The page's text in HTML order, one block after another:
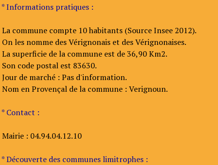
* Informations pratiques :
La commune compte 10 habitants (Source Insee 2012).
On les nomme des Vérignonais et des Vérignonaises.
La superficie de la commune est de 36,90 Km2.
Son code postal est 83630.
Jour de marché : Pas d'information.
Nom en Provençal de la commune : Verignoun.
* Contact :
Mairie : 04.94.04.12.10
* Découverte des communes limitrophes :